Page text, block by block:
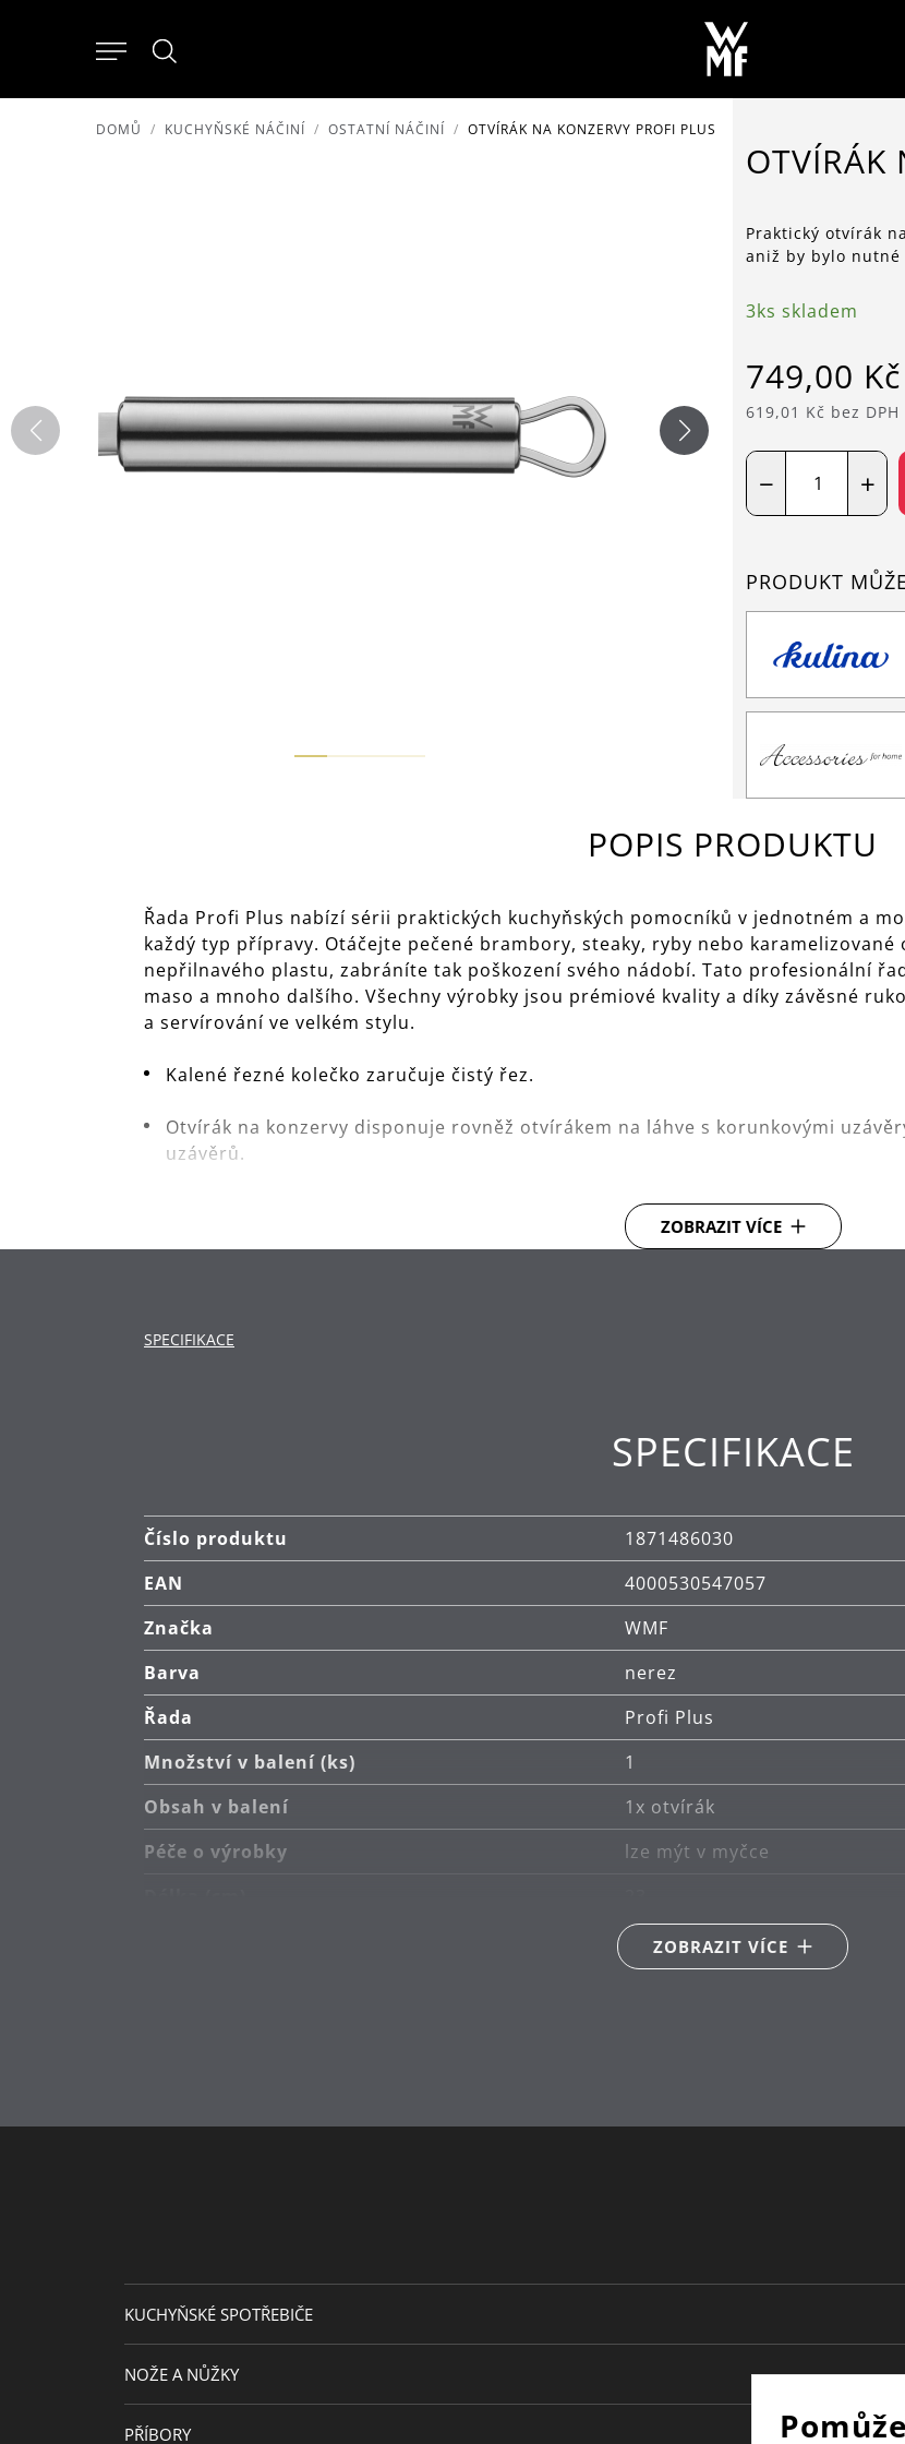
DOMŮ KUCHYŇSKÉ NÁČINÍ OSTATNÍ NÁČINÍ OTVÍRÁK NA KONZERVY PROFI PLUS
OTVÍRÁK
Praktický otvírák
aniž by bylo
3ks skladem
749,00 Kč
619,01 Kč bez DPH
+
−
PRODUKT
POPIS PRODUKTU
Řada Profi Plus nabízí sérii praktických kuchyňských pomocníků v jednotném a
každý typ přípravy. Otáčejte pečené brambory, steaky, ryby nebo karamelizované
nepřilnavého plastu, zabráníte tak poškození svého nádobí. Tato profesionální
maso a mnoho dalšího. Všechny výrobky jsou prémiové kvality a díky závěsné
a servírování ve velkém stylu.
Kalené řezné kolečko zaručuje čistý řez.
Otvírák na konzervy disponuje rovněž otvírákem na láhve s korunkovými
uzávěrů.
S praktickým okem pro uložení na závěsné tyči s háčky.
ZOBRAZIT VÍCE
SPECIFIKACE
SPECIFIKACE
Číslo produktu
1871486030
EAN
4000530547057
Značka
WMF
Barva
nerez
Řada
Profi Plus
Množství v balení (ks)
1
Obsah v balení
1x otvírák
Péče o výrobky
lze mýt v myčce
nerezová ocel Cromargan®
ZOBRAZIT VÍCE
KUCHYŇSKÉ SPOTŘEBIČE
NOŽE A NŮŽKY
PŘÍBORY